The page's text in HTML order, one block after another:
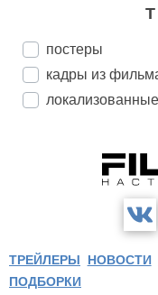
постеры
кадры из
локализованные
ТРЕЙЛЕРЫ НОВОСТИ
ПОДБОРКИ